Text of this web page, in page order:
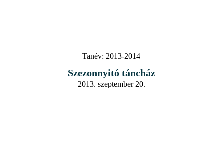
Tanév: 2013-2014
Szezonnyitó táncház
2013. szeptember 20.